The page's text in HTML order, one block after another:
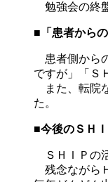
勉強会の終
■「患者から
患者側から
ですが」「Ｓ
また、転院
た。
■今後のＳＨ
ＳＨＩＰの
残念ながら